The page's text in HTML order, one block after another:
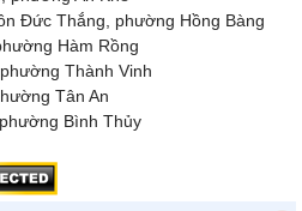
- thứ 7)